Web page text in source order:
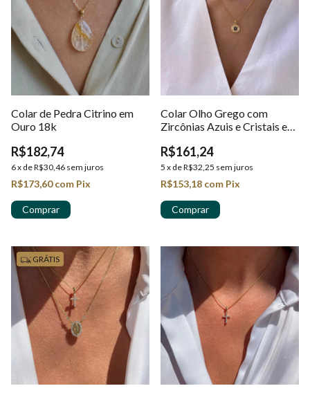
Colar de Pedra Citrino em
Ouro 18k
R$182,74
6x deR$30,46 sem juros
R$173,60com Pix
Colar Olho Grego com
Zircônias Azuis e Cristais em
R$161,24
5 x deR$32,25 sem juros
R$153,18 com Pix
GRÁTIS